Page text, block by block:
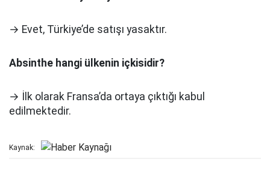
→ Evet, Türkiye’de satışı yasaktır.
Absinthe hangi ülkenin içkisidir?
→ İlk olarak Fransa’da ortaya çıktığı kabul
edilmektedir.
Kaynak: